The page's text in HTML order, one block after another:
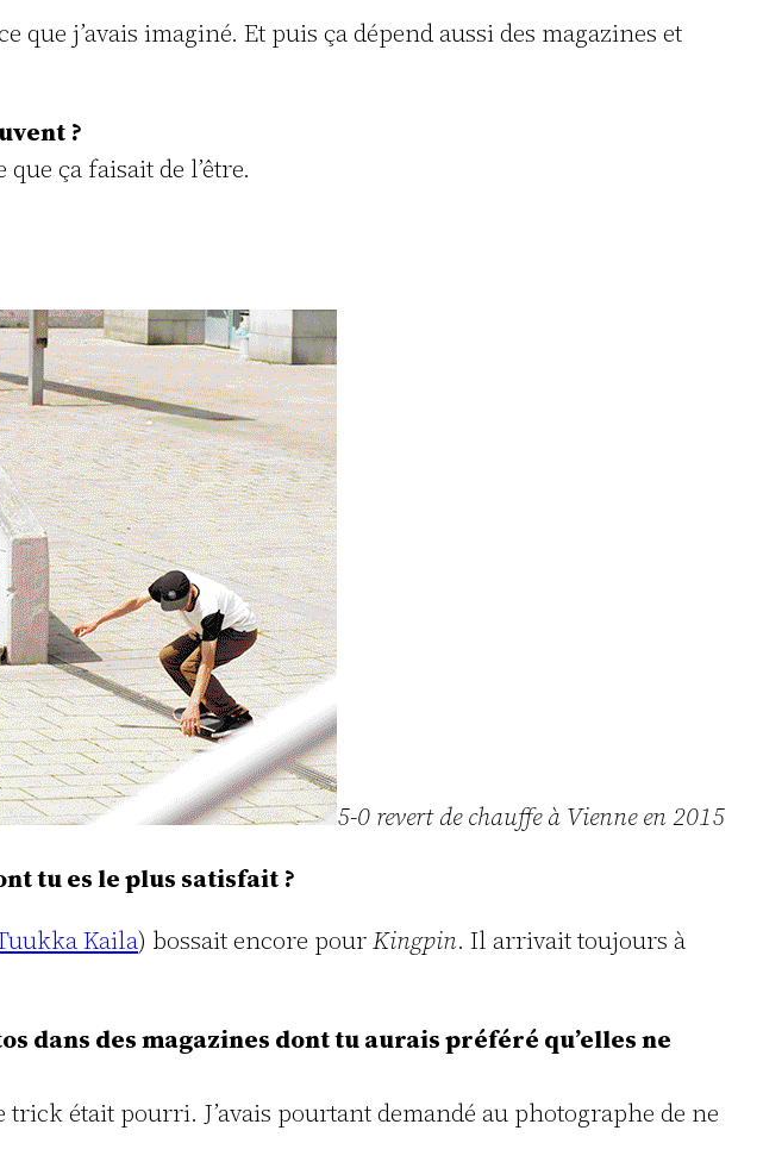
j’avais imaginé. Et puis ça dépend aussi des magazines et
?
ça faisait de l’être.
5-0 revert de chauffe à Vienne en 2015
tu es le plus satisfait ?
Kaila) bossait encore pourKingpin. Il arrivait toujours à
des magazines dont tu aurais préféré qu’elles ne
était pourri. J’avais pourtant demandé au photographe de ne